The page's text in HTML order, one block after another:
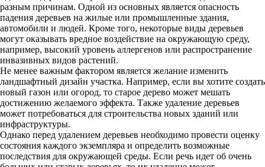
разным причинам. Одной из основных является опасность
падения деревьев на жилые или промышленные здания,
автомобили и людей. Кроме того, некоторые виды деревьев
могут оказывать вредное воздействие на окружающую среду,
например, высокий уровень аллергенов или распространение
инвазивных видов растений.
Не менее важным фактором является желание изменить
ландшафтный дизайн участка. Например, если вы хотите создать
новый газон или огород, то старое дерево может мешать
достижению желаемого эффекта. Также удаление деревьев
может потребоваться для строительства новых зданий или
инфраструктуры.
Однако перед удалением деревьев необходимо провести оценку
состояния каждого экземпляра и определить возможные
последствия для окружающей среды. Если речь идет об очень